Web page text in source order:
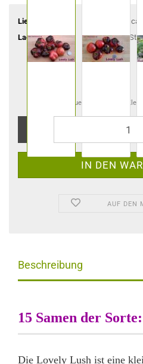
Lieferzeit: ca.
Lagerbestand: 3
Kein Steuerausweis gem.
AUF DEN
Beschreibung
15 Samen der
Die Lovely Lush ist eine